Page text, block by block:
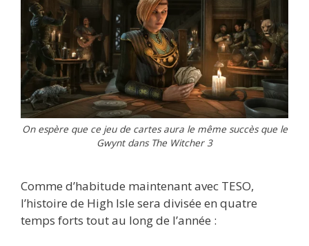
On espère que ce jeu de cartes aura le même succès que le
Gwynt dans The Witcher 3
Comme d’habitude maintenant avec TESO,
l’histoire de High Isle sera divisée en quatre
temps forts tout au long de l’année :